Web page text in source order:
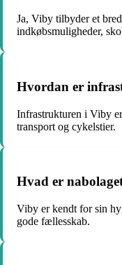
Ja, Viby tilbyder et
indkøbsmuligheder,
Hvordan er
Infrastrukturen i Viby
transport og cykelstier.
Hvad er
Viby er kendt for sin
gode fællesskab.